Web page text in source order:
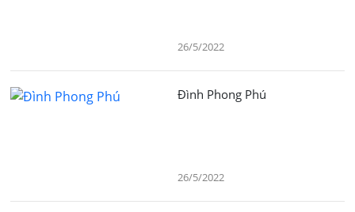
26/5/2022
Đình Phong Phú
26/5/2022